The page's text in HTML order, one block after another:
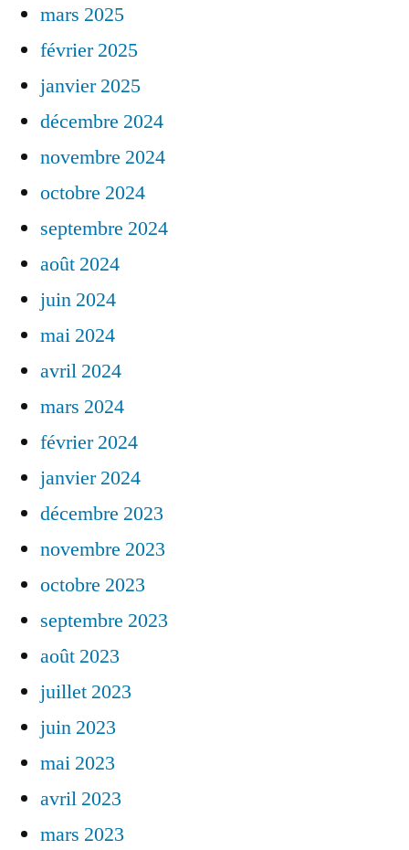
mars 2025
février 2025
janvier 2025
décembre 2024
novembre 2024
octobre 2024
septembre 2024
août 2024
juin 2024
mai 2024
avril 2024
mars 2024
février 2024
janvier 2024
décembre 2023
novembre 2023
octobre 2023
septembre 2023
août 2023
juillet 2023
juin 2023
mai 2023
avril 2023
mars 2023